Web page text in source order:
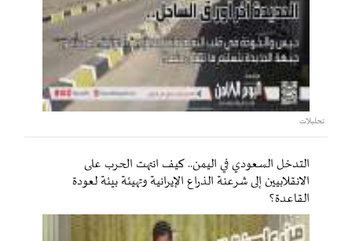
تحليلات
التدخل السعودي في اليمن.. كيف انتهت الحرب على
الانقلابيين إلى شرعنة الذراع الإيرانية وتهيئة بيئة لعودة
القاعدة؟